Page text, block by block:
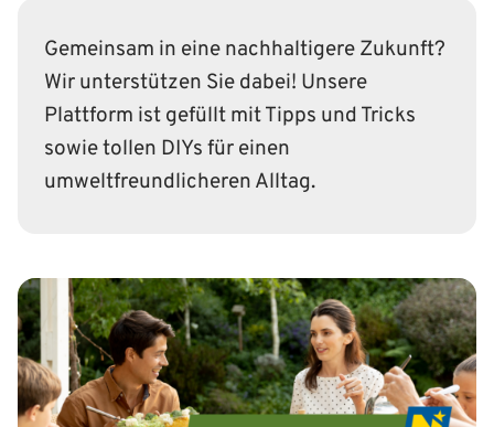
Gemeinsam in eine nachhaltigere Zukunft?
Wir unterstützen Sie dabei! Unsere
Plattform ist gefüllt mit Tipps und Tricks
sowie tollen DIYs für einen
umweltfreundlicheren Alltag.